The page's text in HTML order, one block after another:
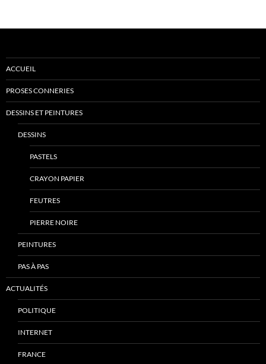
ACCUEIL
PROSES CONNERIES
DESSINS ET PEINTURES
DESSINS
PASTELS
CRAYON PAPIER
FEUTRES
PIERRE NOIRE
PEINTURES
PAS À PAS
ACTUALITÉS
POLITIQUE
INTERNET
FRANCE